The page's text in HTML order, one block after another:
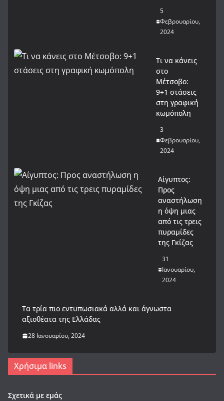
5
Φεβρουαρίου,
2024
Τι να κάνεις
στο
Μέτσοβο:
9+1 στάσεις
στη γραφική
κωμόπολη
3
Φεβρουαρίου,
2024
Αίγυπτος:
Προς
αναστήλωση
η όψη μιας
από τις τρεις
πυραμίδες
της Γκίζας
31
Ιανουαρίου,
2024
Tα τρία πιο εντυπωσιακά αλλά και άγνωστα
αξιοθέατα της Ελλάδας
28 Ιανουαρίου, 2024
Χρήσιμα links
Σχετικά με εμάς